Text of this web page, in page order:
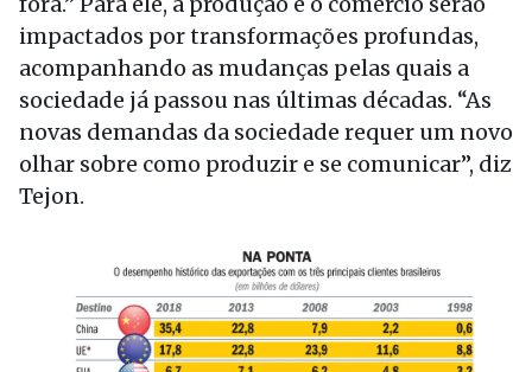
impactados por transformações profundas,
acompanhando as mudanças pelas quais a
sociedade já passou nas últimas décadas. “As
novas demandas da sociedade requer um novo
olhar sobre como produzir e se comunicar”, diz
Tejon.